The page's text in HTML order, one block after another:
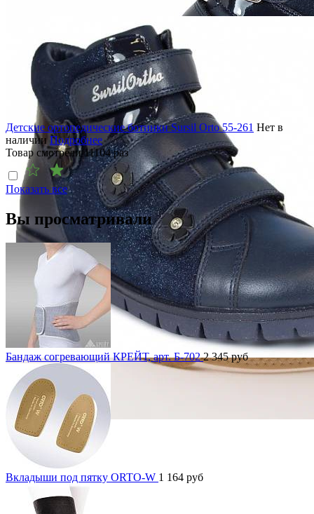
Детские ортопедические ботинки Sursil Orto 55-261 Нет в
наличии Подробнее
Товар смотрели11104раз
Показать все
Вы просматривали
Бандаж согревающий КРЕЙТ, арт. Б-7022 345руб
Вкладыши под пятку ORTO-W 1 164 руб